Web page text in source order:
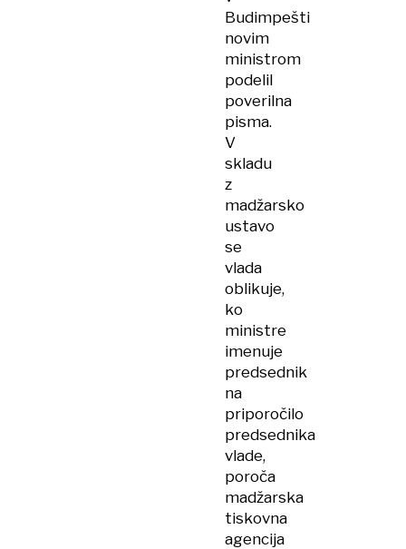
Budimpešti
novim
ministrom
podelil
poverilna
pisma.
V
skladu
z
madžarsko
ustavo
se
vlada
oblikuje,
ko
ministre
imenuje
predsednik
na
priporočilo
predsednika
vlade,
poroča
madžarska
tiskovna
agencija